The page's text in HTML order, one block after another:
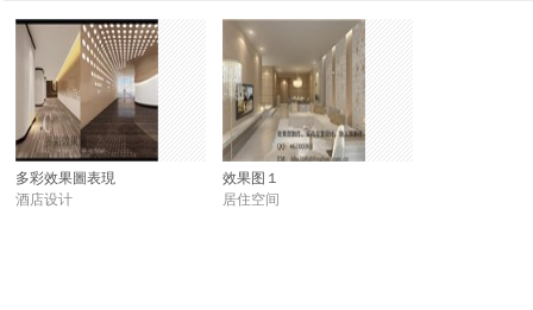
多彩效果圖表現
酒店设计
效果图１
居住空间